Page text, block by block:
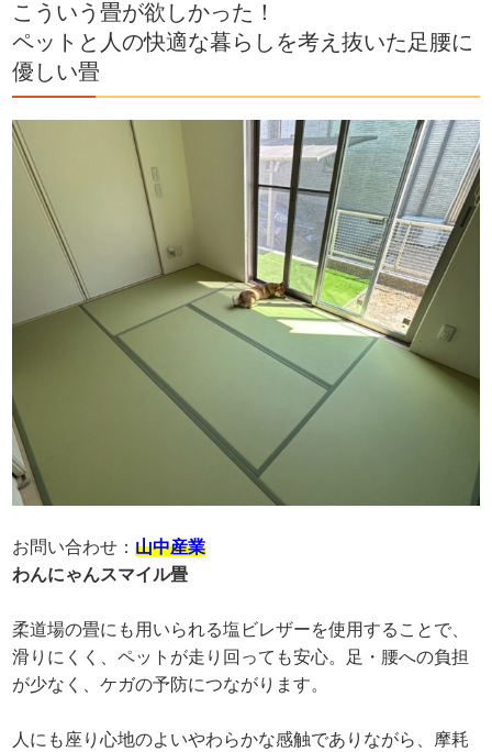
こういう畳が欲しかった！
ペットと人の快適な暮らしを考え抜いた足腰に
優しい畳
お問い合わせ：山中産業
わんにゃんスマイル畳
柔道場の畳にも用いられる塩ビレザーを使用することで、
滑りにくく、ペットが走り回っても安心。足・腰への負担
が少なく、ケガの予防につながります。
人にも座り心地のよいやわらかな感触でありながら、摩耗